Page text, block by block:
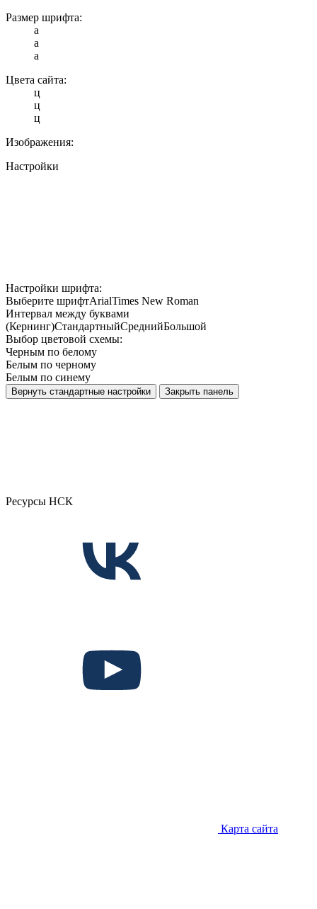
Размер шрифта:
a
a
a
Цвета сайта:
ц
ц
ц
Изображения:
Настройки
Настройки шрифта:
Выберите шрифтArialTimes New Roman
Интервал между буквами
(Кернинг)СтандартныйСреднийБольшой
Выбор цветовой схемы:
Черным по белому
Белым по черному
Белым по синему
Вернуть стандартные настройки Закрыть панель
Ресурсы НСК
Карта сайта